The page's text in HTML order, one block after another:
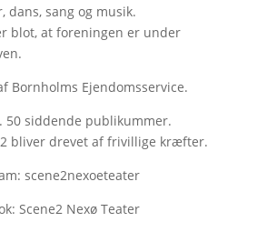
dans, sang og musik.
blot, at foreningen er under
Bornholms Ejendomsservice.
50 siddende publikummer.
bliver drevet af frivillige kræfter.
scene2nexoeteater
Scene2 Nexø Teater